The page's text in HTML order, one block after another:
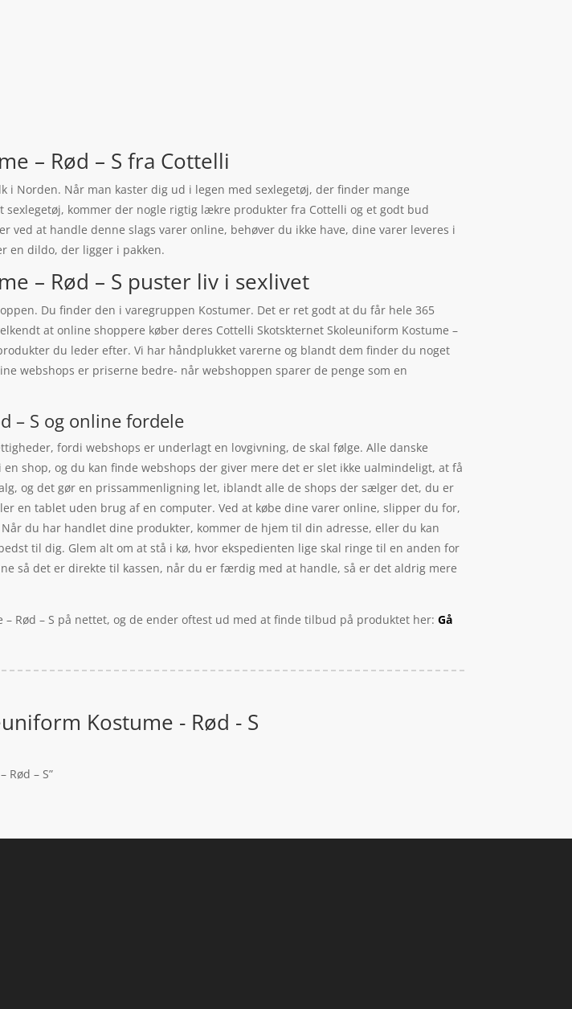
– Rød – S fra Cottelli
Norden. Når man kaster dig ud i legen med sexlegetøj, der finder mange
kommer der nogle rigtig lækre produkter fra Cottelli og et godt bud
ved at handle denne slags varer online, behøver du ikke have, dine varer leveres i
en dildo, der ligger i pakken.
– Rød – S puster liv i sexlivet
Du finder den i varegruppen Kostumer. Det er ret godt at du får hele 365
at online shoppere køber deres Cottelli Skotskternet Skoleuniform Kostume –
du leder efter. Vi har håndplukket varerne og blandt dem finder du noget
webshops er priserne bedre- når webshoppen sparer de penge som en
– S og online fordele
fordi webshops er underlagt en lovgivning, de skal følge. Alle danske
shop, og du kan finde webshops der giver mere det er slet ikke ualmindeligt, at få
og det gør en prissammenligning let, iblandt alle de shops der sælger det, du er
en tablet uden brug af en computer. Ved at købe dine varer online, slipper du for,
du har handlet dine produkter, kommer de hjem til din adresse, eller du kan
til dig. Glem alt om at stå i kø, hvor ekspedienten lige skal ringe til en anden for
så det er direkte til kassen, når du er færdig med at handle, så er det aldrig mere
Rød – S på nettet, og de ender oftest ud med at finde tilbud på produktet her:Gå
Kostume - Rød - S
– S”